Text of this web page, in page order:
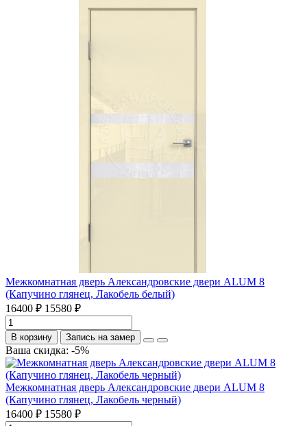
Межкомнатная дверь Александровские двери ALUM 8
(Капучино глянец, Лакобель белый)
16400 ₽ 15580 ₽
В корзину Запись на замер
Ваша скидка: -5%
Межкомнатная дверь Александровские двери ALUM 8
(Капучино глянец, Лакобель черный)
16400 ₽ 15580 ₽